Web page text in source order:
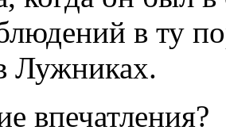
в ту
Лужниках.
впечатления?